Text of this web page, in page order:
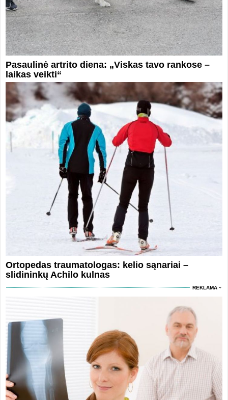
Pasaulinė artrito diena: „Viskas tavo rankose –
laikas veikti“
Ortopedas traumatologas: kelio sąnariai –
slidininkų Achilo kulnas
REKLAMA